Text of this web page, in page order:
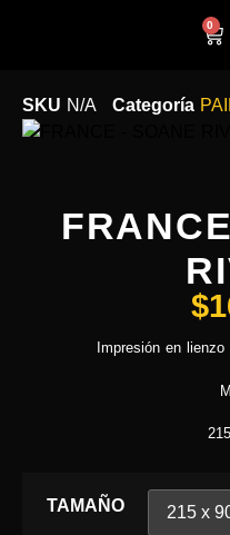
0
SKU N/A Categoría
$
Impresión en
TAMAÑO